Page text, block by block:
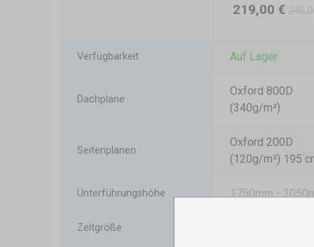
219,00 €
Verfügbarkeit Auf Lager
Dachplane
Oxford 800D
(340g/m²)
Seitenplanen
Oxford 200D
(120g/m²) 195
Unterführungshöhe 1750mm -
Zeltgröße